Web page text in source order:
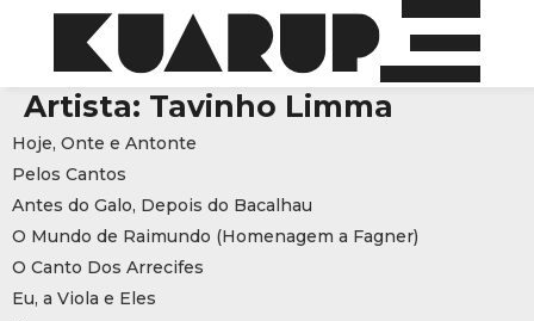
Artista: Tavinho Limma
Hoje, Onte e Antonte
Pelos Cantos
Antes do Galo, Depois do Bacalhau
O Mundo de Raimundo (Homenagem a Fagner)
O Canto Dos Arrecifes
Eu, a Viola e Eles